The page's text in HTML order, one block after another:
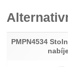
Recenze
PMPN4534